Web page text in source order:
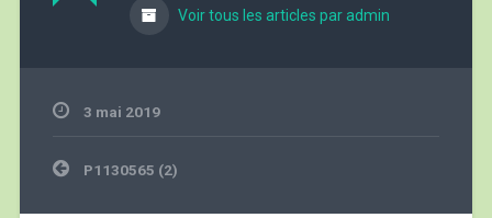
Voir tous les articles par admin
3 mai 2019
Navigation
de
P1130565 (2)